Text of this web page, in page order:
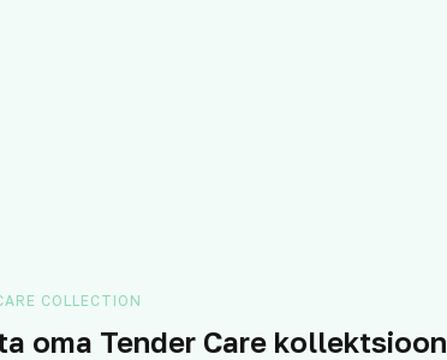
COLLECTION
oma Tender Care kollektsioon